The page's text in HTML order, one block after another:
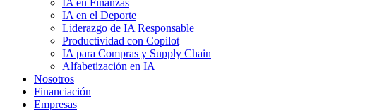
IA en Finanzas
IA en el Deporte
Liderazgo de IA Responsable
Productividad con Copilot
IA para Compras y Supply Chain
Alfabetización en IA
Nosotros
Financiación
Empresas